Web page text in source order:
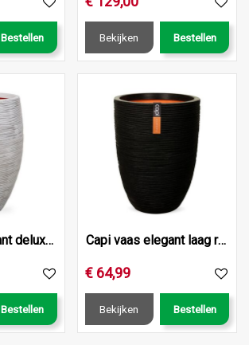
Bestellen Bekijken Bestellen
Capi vaas elegant deluxe rib nl 40x30 ivoor
Bestellen
Capi vaas elegant laag rib nl 36x47 zwart
€ 64,99
Bekijken Bestellen